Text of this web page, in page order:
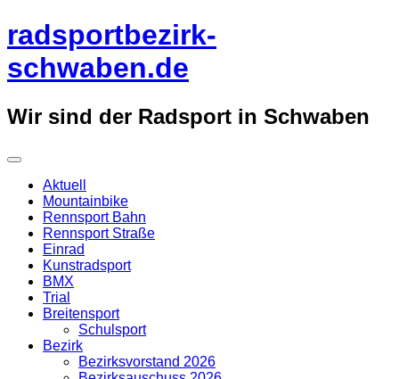
Überspringe
zum
radsportbezirk-
schwaben.de
Wir sind der Radsport in Schwaben
Aktuell
Mountainbike
Rennsport Bahn
Rennsport Straße
Einrad
Kunstradsport
BMX
Trial
Breitensport
Schulsport
Bezirk
Bezirksvorstand 2026